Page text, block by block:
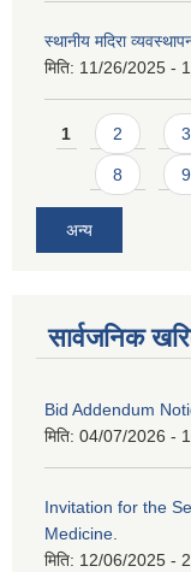
स्थानीय मदिरा
मिति: 11/26/2025 -
Pages
1 2 3
8 9
अन्य
सार्वजनिक
Bid Addendum
मिति: 04/07/2026 -
Invitation for the
Medicine.
मिति: 12/06/2025 -